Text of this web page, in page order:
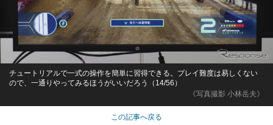
《写真撮影 小林岳夫》
チュートリアルで一式の操作を簡単に習得できる。プレイ難度は易しくない
ので、一通りやってみるほうがいいだろう（14/56）
この記事へ戻る